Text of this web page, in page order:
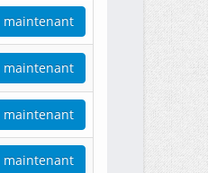
maintenant
maintenant
maintenant
maintenant